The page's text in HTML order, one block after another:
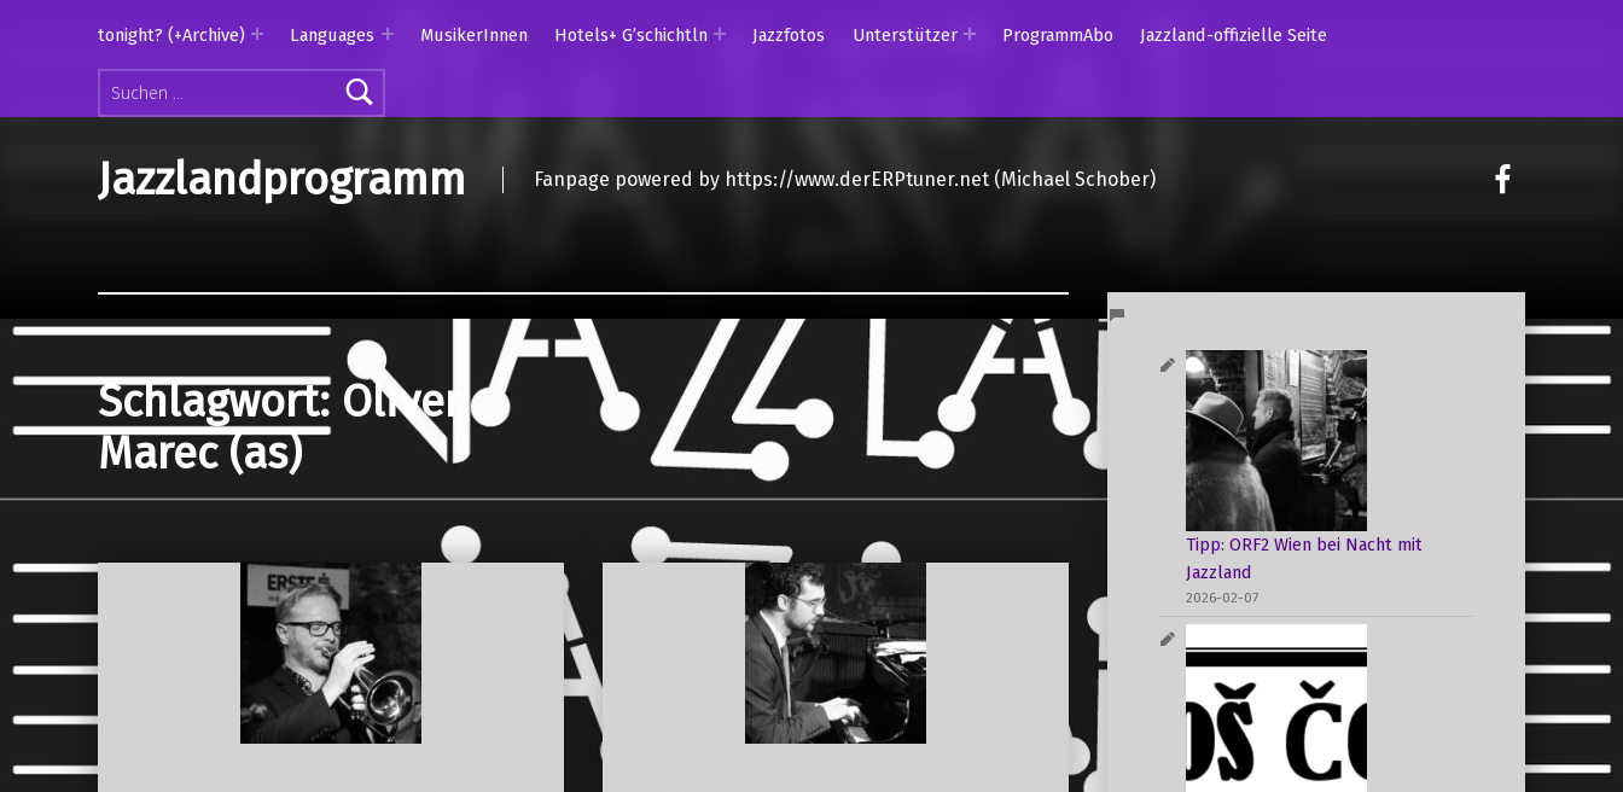
Suchen nach:
tonight? (+Archive) Languages MusikerInnen Hotels+ G’schichtln Jazzfotos Unterstützer ProgrammAbo Jazzland-offizielle Seite
Jazzlandprogramm Fanpage powered by https://www.derERPtuner.net (Michael Schober)
on
Schlagwort: Oliver
Marec (as)
Tipp: ORF2 Wien bei Nacht mit
Jazzland
2026-02-07